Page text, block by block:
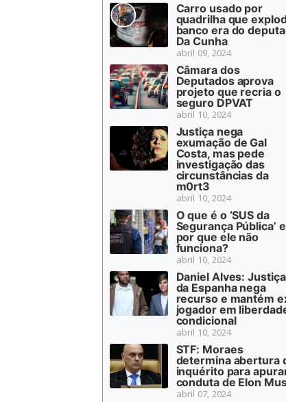
Carro usado por
quadrilha que
banco era do
Da Cunha
abril 09, 2024
Câmara dos
Deputados aprova
projeto que recria o
seguro DPVAT
abril 10, 2024
Justiça nega
exumação de Gal
Costa, mas pede
investigação das
circunstâncias da
m0rt3
abril 10, 2024
O que é o ‘SUS da
Segurança Pública’ e
por que ele não
funciona?
abril 10, 2024
Daniel Alves: Justiça
da Espanha nega
recurso e mantém
jogador em
condicional
abril 10, 2024
STF: Moraes
determina abertura
inquérito para
conduta de Elon
abril 07, 2024